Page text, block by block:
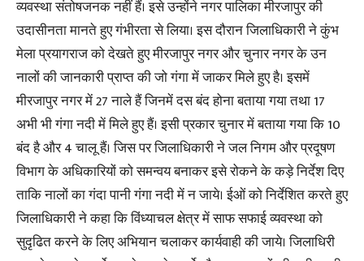
व्यवस्था संतोषजनक नहीं हैं। इसे उन्होंने नगर पालिका मीरजापुर की
उदासीनता मानते हुए गंभीरता से लिया। इस दौरान जिलाधिकारी ने कुंभ
मेला प्रयागराज को देखते हुए मीरजापुर नगर और चुनार नगर के उन
नालों की जानकारी प्राप्त की जो गंगा में जाकर मिले हुए है। इसमें
मीरजापुर नगर में 27 नाले हैं जिनमें दस बंद होना बताया गया तथा 17
अभी भी गंगा नदी में मिले हुए हैं। इसी प्रकार चुनार में बताया गया कि 10
बंद है और 4 चालू हैं। जिस पर जिलाधिकारी ने जल निगम और प्रदूषण
विभाग के अधिकारियों को समन्वय बनाकर इसे रोकने के कड़े निर्देश दिए
ताकि नालों का गंदा पानी गंगा नदी में न जाये। ईओं को निर्देशित करते हुए
जिलाधिकारी ने कहा कि विंध्याचल क्षेत्र में साफ सफाई व्यवस्था को
सुदृढित करने के लिए अभियान चलाकर कार्यवाही की जाये। जिलाधिरी